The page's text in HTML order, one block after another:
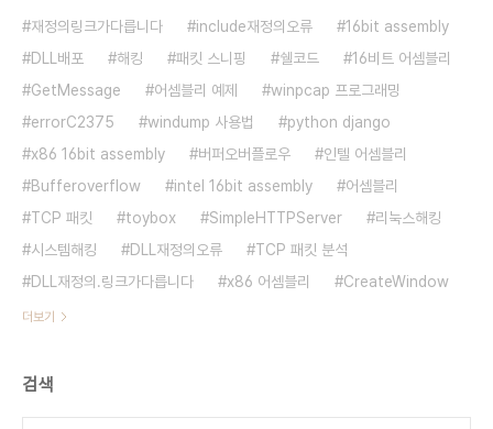
재정의링크가다릅니다 include재정의오류
16bit assembly
DLL배포
해킹 패킷 스니핑 쉘코드
16비트 어셈블리
GetMessage
어셈블리 예제
winpcap 프로그래밍
errorC2375
windump 사용법
python django
x86 16bit assembly
버퍼오버플로우
인텔 어셈블리
Bufferoverflow
intel 16bit assembly
어셈블리
TCP 패킷
toybox SimpleHTTPServer
리눅스해킹
시스템해킹
DLL재정의오류
TCP 패킷 분석
DLL재정의.링크가다릅니다
x86 어셈블리 CreateWindow
더보기
검색